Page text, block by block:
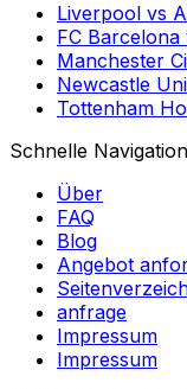
Liverpool vs
FC Barcelona
Manchester
Newcastle
Tottenham
Schnelle Navigation
Über
FAQ
Blog
Angebot
anfrage
Impressum
Impressum